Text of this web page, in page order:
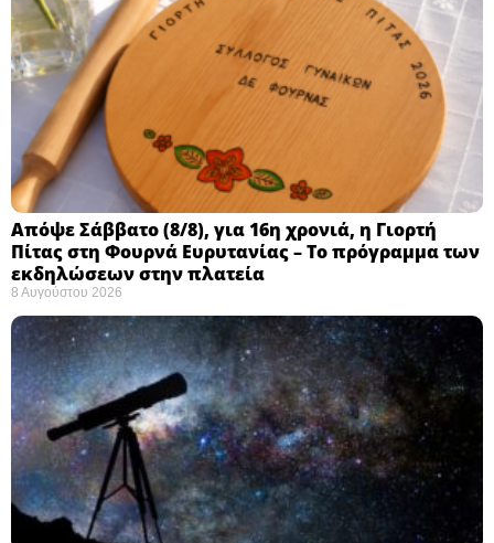
Απόψε Σάββατο (8/8), για 16η χρονιά, η Γιορτή
Πίτας στη Φουρνά Ευρυτανίας – Το πρόγραμμα των
εκδηλώσεων στην πλατεία
8 Αυγούστου 2026